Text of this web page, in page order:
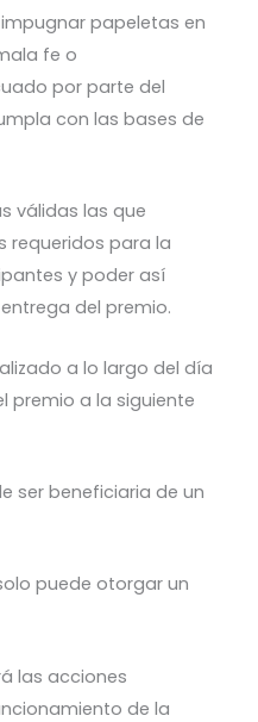
papeletas en
fe o
por parte del
con las bases de
válidas las que
requeridos para la
y poder así
del premio.
a lo largo del día
premio a la siguiente
ser beneficiaria de un
puede otorgar un
las acciones
de la